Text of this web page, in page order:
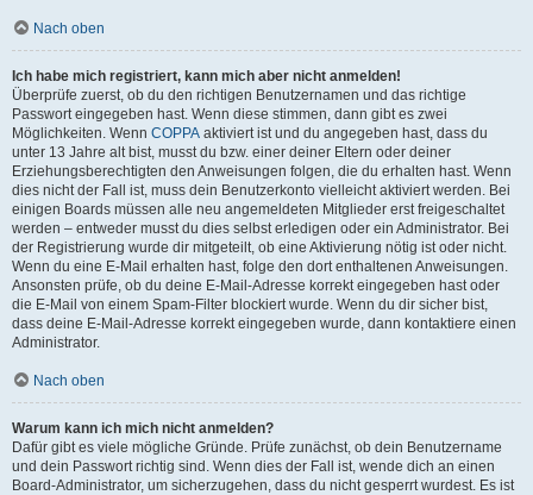
Nach oben
Ich habe mich registriert, kann mich aber nicht anmelden!
Überprüfe zuerst, ob du den richtigen Benutzernamen und das richtige
Passwort eingegeben hast. Wenn diese stimmen, dann gibt es zwei
Möglichkeiten. Wenn COPPA aktiviert ist und du angegeben hast, dass du
unter 13 Jahre alt bist, musst du bzw. einer deiner Eltern oder deiner
Erziehungsberechtigten den Anweisungen folgen, die du erhalten hast. Wenn
dies nicht der Fall ist, muss dein Benutzerkonto vielleicht aktiviert werden. Bei
einigen Boards müssen alle neu angemeldeten Mitglieder erst freigeschaltet
werden – entweder musst du dies selbst erledigen oder ein Administrator. Bei
der Registrierung wurde dir mitgeteilt, ob eine Aktivierung nötig ist oder nicht.
Wenn du eine E-Mail erhalten hast, folge den dort enthaltenen Anweisungen.
Ansonsten prüfe, ob du deine E-Mail-Adresse korrekt eingegeben hast oder
die E-Mail von einem Spam-Filter blockiert wurde. Wenn du dir sicher bist,
dass deine E-Mail-Adresse korrekt eingegeben wurde, dann kontaktiere einen
Administrator.
Nach oben
Warum kann ich mich nicht anmelden?
Dafür gibt es viele mögliche Gründe. Prüfe zunächst, ob dein Benutzername
und dein Passwort richtig sind. Wenn dies der Fall ist, wende dich an einen
Board-Administrator, um sicherzugehen, dass du nicht gesperrt wurdest. Es ist